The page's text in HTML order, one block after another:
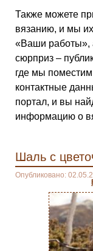
Также можете
вязанию, и мы
«Ваши работы»,
сюрприз –
где мы
контактные
портал, и вы
информацию о
Шаль с
Опубликовано: